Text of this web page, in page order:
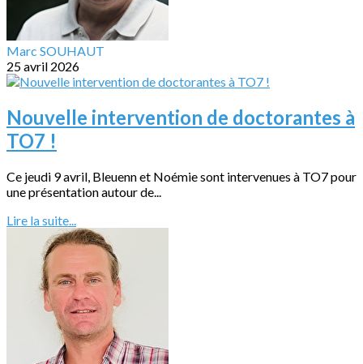
Marc SOUHAUT
25 avril 2026
Nouvelle intervention de doctorantes à
TO7 !
Ce jeudi 9 avril, Bleuenn et Noémie sont intervenues à TO7 pour
une présentation autour de...
Lire la suite...